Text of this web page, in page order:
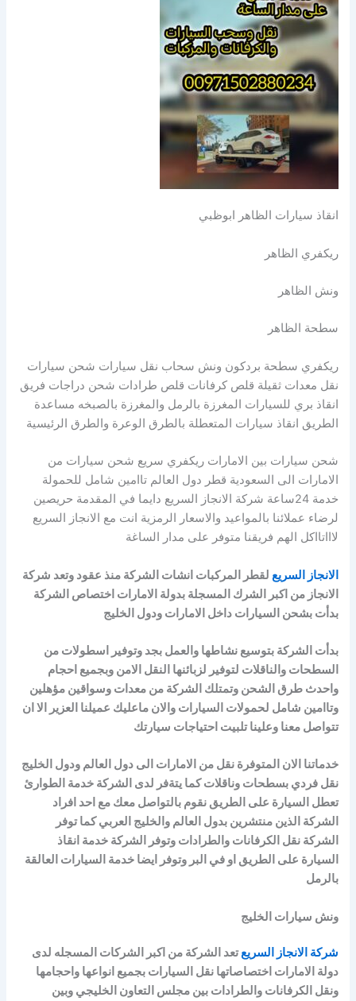
انقاذ سيارات الظاهر ابوظبي
ريكفري الظاهر
ونش الظاهر
سطحة الظاهر
ريكفري سطحة بردكون ونش سحاب نقل سيارات شحن سيارات
نقل معدات ثقيلة قلص كرفانات قلص طرادات شحن دراجات فريق
انقاذ بري للسيارات المغرزة بالرمل والمغرزة بالصبخه مساعدة
الطريق انقاذ سيارات المتعطلة بالطرق الوعرة والطرق الرئيسية
شحن سيارات بين الامارات ريكفري سريع شحن سيارات من
الامارات الى السعودية قطر دول العالم تاامين شامل للحمولة
خدمة 24ساعة شركة الانجاز السريع دايما في المقدمة حريصين
لرضاء عملائنا بالمواعيد والاسعار الرمزية انت مع الانجاز السريع
لاااتااكل الهم فريقنا متوفر على مدار الساغة
الانجاز السريع لقطر المركبات انشات الشركة منذ عقود وتعد شركة
الانجاز من اكبر الشرك المسجلة بدولة الامارات اختصاص الشركة
بدأت بشحن السيارات داخل الامارات ودول الخليج
بدأت الشركة بتوسيع نشاطها والعمل بجد وتوفير اسطولات من
السطحات والناقلات لتوفير لزبائنها النقل الامن وبجميع احجام
واحدث طرق الشحن وتمتلك الشركة من معدات وسواقين مؤهلين
وتاامين شامل لحمولات السيارات والان ماعليك عميلنا العزير الا ان
تتواصل معنا وعلينا تلبيت احتياجات سيارتك
خدماتنا الان المتوفرة نقل من الامارات الى دول العالم ودول الخليج
نقل فردي بسطحات وناقلات كما يتةفر لدى الشركة خدمة الطوارئ
تعطل السيارة على الطريق نقوم بالتواصل معك مع احد افراد
الشركة الذين منتشرين بدول العالم والخليج العربي كما توفر
الشركة نقل الكرفانات والطرادات وتوفر الشركة خدمة انقاذ
السيارة على الطريق او في البر وتوفر ايضا خدمة السيارات العالقة
بالرمل
ونش سيارات الخليج
شركة الانجاز السريعتعد الشركة من اكبر الشركات المسجله لدى
دولة الامارات اختصاصاتها نقل السيارات بجميع انواعها واحجامها
ونقل الكرفانات والطرادات بين مجلس التعاون الخليجي وبين